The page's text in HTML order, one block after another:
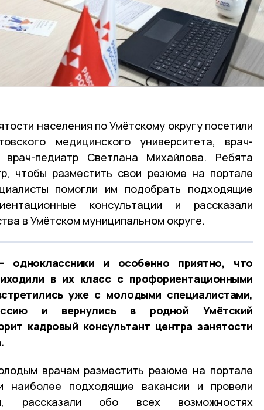
населения по Умётскому округу посетили
медицинского университета, врач-
врач-педиатр Светлана Михайлова. Ребята
чтобы разместить свои резюме на портале
помогли им подобрать подходящие
консультации и рассказали
в Умётском муниципальном округе.
и особенно приятно, что
в их класс с профориентационными
уже с молодыми специалистами,
и вернулись в родной Умётский
кадровый консультант центра занятости
врачам разместить резюме на портале
наиболее подходящие вакансии и провели
рассказали обо всех возможностях